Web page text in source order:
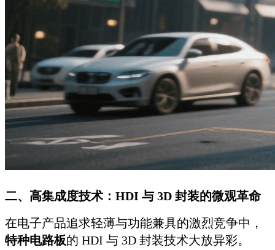
二、高集成度技术：HDI 与 3D 封装的微观革命
在电子产品追求轻薄与功能兼具的激烈竞争中，
特种电路板的 HDI 与 3D 封装技术大放异彩。